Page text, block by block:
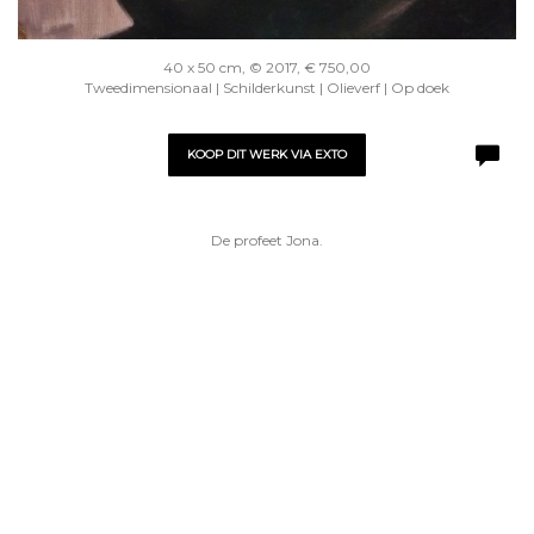
40 x 50 cm, © 2017, € 750,00
Tweedimensionaal | Schilderkunst | Olieverf | Op doek
KOOP DIT WERK VIA EXTO
De profeet Jona.